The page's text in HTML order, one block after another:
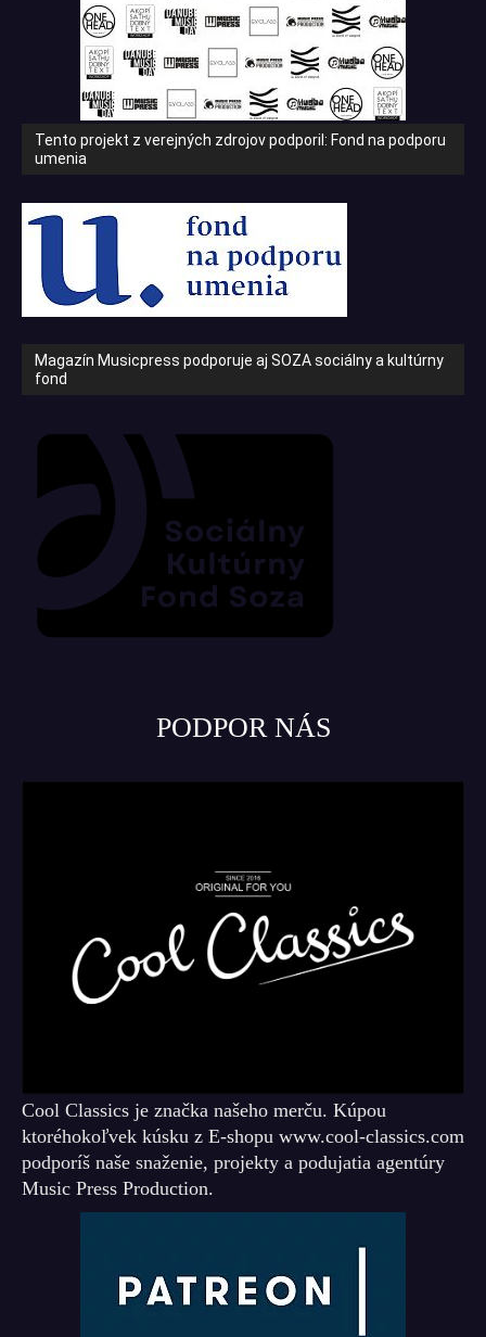
Tento projekt z verejných zdrojov podporil: Fond na podporu
umenia
Magazín Musicpress podporuje aj SOZA sociálny a kultúrny
fond
PODPOR NÁS
Cool Classics je značka našeho merču. Kúpou
ktoréhokoľvek kúsku z E-shopu www.cool-classics.com
podporíš naše snaženie, projekty a podujatia agentúry
Music Press Production.